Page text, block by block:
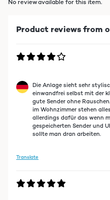
No review available for this item.
Product reviews from
Die Anlage sieht sehr
einwandfrei selbst mit der
gute Sender ohne
im Wohnzimmer stehen
allerdings dafür das wenn
gespeicherten Sender und
sollte man dran arbeiten.
Translate